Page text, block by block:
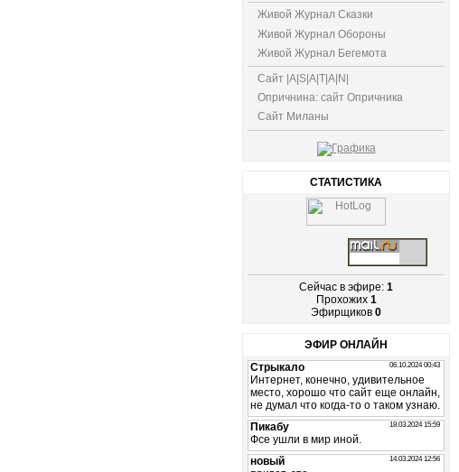
Живой Журнал Сказки
Живой Журнал Обороны
Живой Журнал Бегемота
Сайт |A|S|A|T|A|N|
Опричнина: сайт Опричника
Сайт Миланы
СТАТИСТИКА
Сейчас в эфире: 1
Прохожих 1
Эфирщиков 0
ЭФИР ОНЛАЙН